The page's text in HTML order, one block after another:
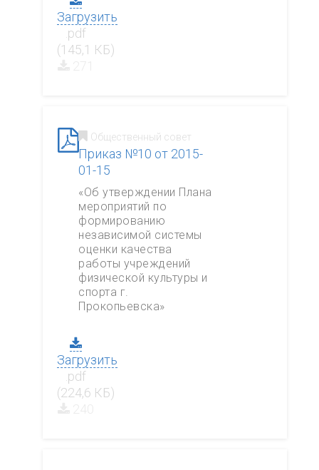
Загрузить
.pdf
(145,1 КБ)
Общественный совет
Приказ №10 от 2015-
01-15
«Об утверждении Плана
мероприятий по
формированию
независимой системы
оценки качества
работы учреждений
физической культуры и
спорта г.
Прокопьевска»
Загрузить
.pdf
(224,6 КБ)